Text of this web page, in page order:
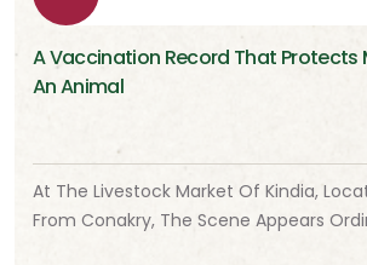
A Vaccination Record That Protects
An Animal
At The Livestock Market Of Kindia,
From Conakry, The Scene Appears